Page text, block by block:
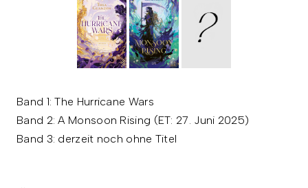
Band 1: The Hurricane Wars
Band 2: A Monsoon Rising (ET: 27. Juni 2025)
Band 3: derzeit noch ohne Titel